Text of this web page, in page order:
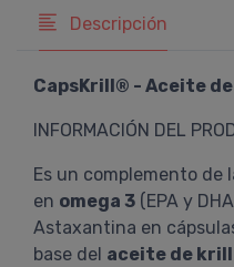
Descripción
CapsKrill® - Aceite
INFORMACIÓN DEL
Es un complemento de
en omega 3 (EPA y
Astaxantina en
base del aceite de krill